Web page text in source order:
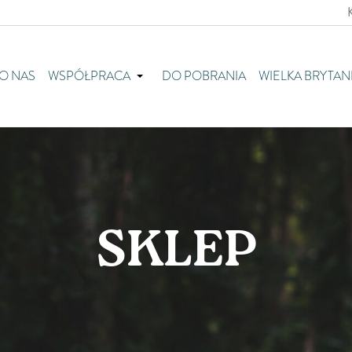
NAS WSPÓŁPRACA DO POBRANIA WIELKA BRYTANIA
SKLEP